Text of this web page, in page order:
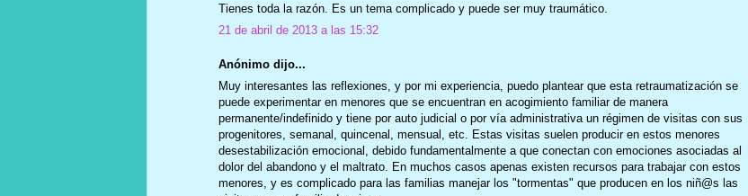
Tienes toda la razón. Es un tema complicado y puede ser muy traumático.
21 de abril de 2013 a las 15:32
Anónimo dijo...
Muy interesantes las reflexiones, y por mi experiencia, puedo plantear que esta retraumatización se
puede experimentar en menores que se encuentran en acogimiento familiar de manera
permanente/indefinido y tiene por auto judicial o por vía administrativa un régimen de visitas con sus
progenitores, semanal, quincenal, mensual, etc. Estas visitas suelen producir en estos menores
desestabilización emocional, debido fundamentalmente a que conectan con emociones asociadas al
dolor del abandono y el maltrato. En muchos casos apenas existen recursos para trabajar con estos
menores, y es complicado para las familias manejar los "tormentas" que producen en los niñ@s las